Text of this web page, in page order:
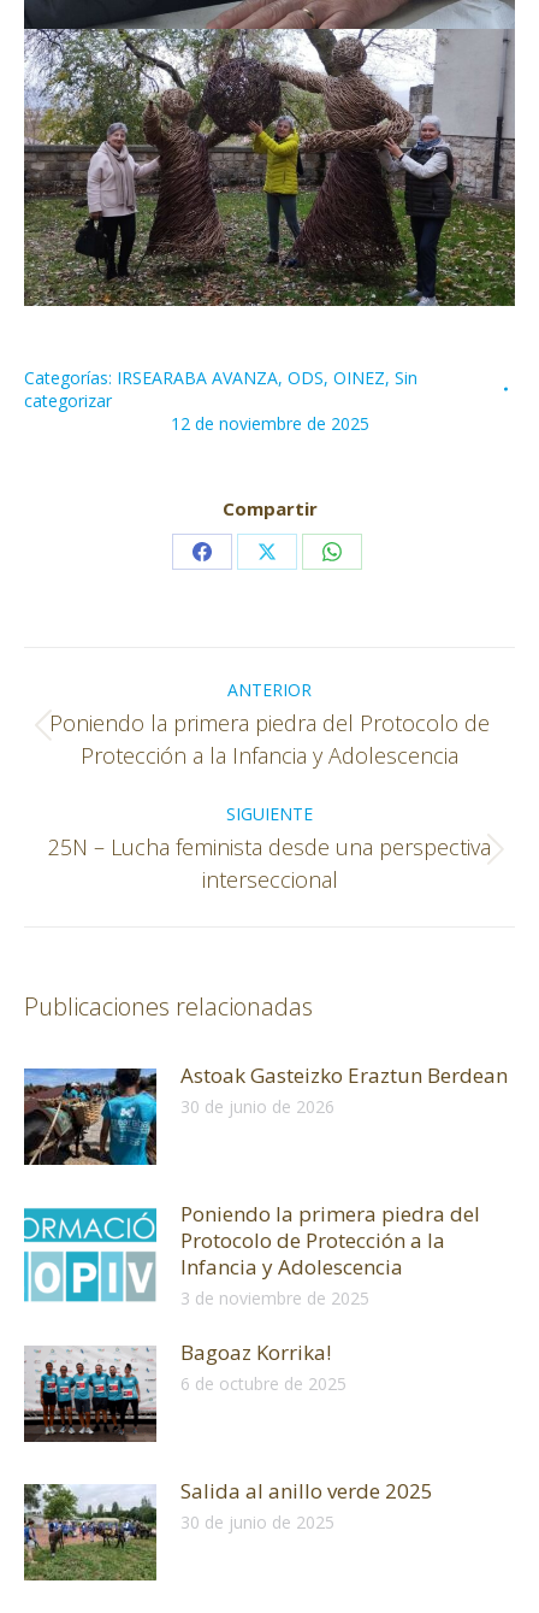
Categorías: IRSEARABA AVANZA, ODS, OINEZ, Sin
categorizar
12 de noviembre de 2025
Compartir
Share Share Share
publicaciones
ANTERIOR
Publicación
anterior:
Poniendo la primera piedra del Protocolo de
Protección a la Infancia y Adolescencia
SIGUIENTE
Publicación
siguiente:
25N – Lucha feminista desde una perspectiva
interseccional
Publicaciones relacionadas
Astoak Gasteizko Eraztun Berdean
30 de junio de 2026
Poniendo la primera piedra del
Protocolo de Protección a la
Infancia y Adolescencia
3 de noviembre de 2025
Bagoaz Korrika!
6 de octubre de 2025
Salida al anillo verde 2025
30 de junio de 2025